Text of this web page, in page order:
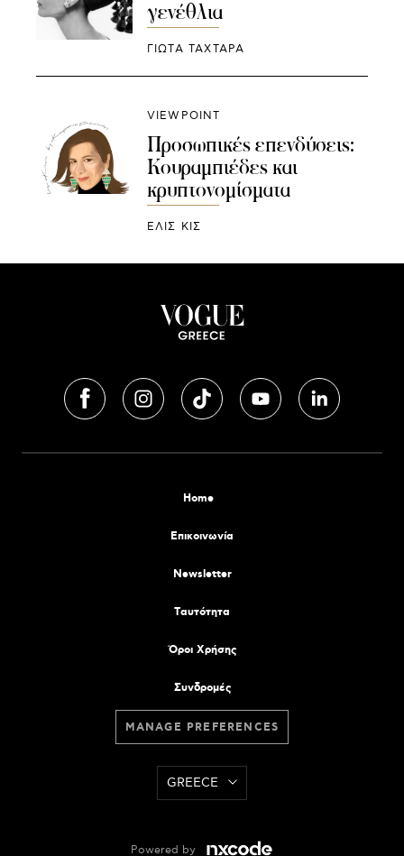
γενέθλια
ΓΙΩΤΑ ΤΑΧΤΑΡΑ
VIEWPOINT
Προσωπικές επενδύσεις:
Κουραμπιέδες και
κρυπτονομίσματα
ΕΛΙΣ ΚΙΣ
Home
Επικοινωνία
Newsletter
Tαυτότητα
Όροι Χρήσης
Συνδρομές
MANAGE PREFERENCES
GREECE
Powered by